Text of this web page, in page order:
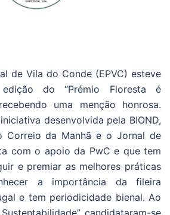
de Vila do Conde (EPVC) esteve
do “Prémio Floresta é
uma menção honrosa.
desenvolvida pela BIOND,
Correio da Manhã e o Jornal de
com o apoio da PwC e que tem
e premiar as melhores práticas
a importância da fileira
e tem periodicidade bienal. Ao